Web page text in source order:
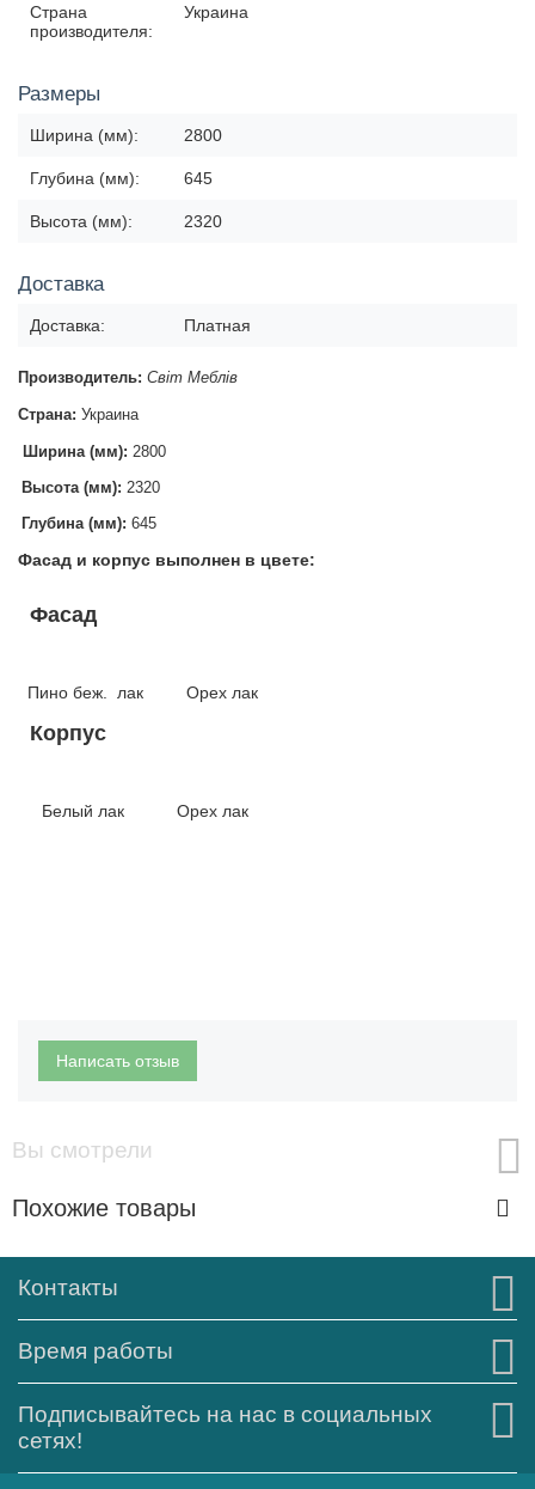
Страна
производителя:
Украина
Размеры
Ширина (мм): 2800
Глубина (мм): 645
Высота (мм): 2320
Доставка
Доставка: Платная
Производитель: Світ Меблів
Страна: Украина
Ширина (мм): 2800
Высота (мм): 2320
Глубина (мм): 645
Фасад и корпус выполнен в цвете:
Фасад
Пино беж. лак Орех лак
Корпус
Белый лак Орех лак
Написать отзыв
Вы смотрели
Похожие товары
Контакты
Время работы
Подписывайтесь на нас в социальных
сетях!